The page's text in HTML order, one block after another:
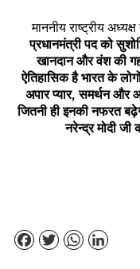
माननीय राष्ट्रीय
प्रधानमंत्री पद को
खानदान और वंश की
ऐतिहासिक है भारत के
अपार प्यार,समर्थन और
जितनी ही इनकी नफरत
नरेन्द्र मोदी जी
Facebook
TwitterWhatsApp